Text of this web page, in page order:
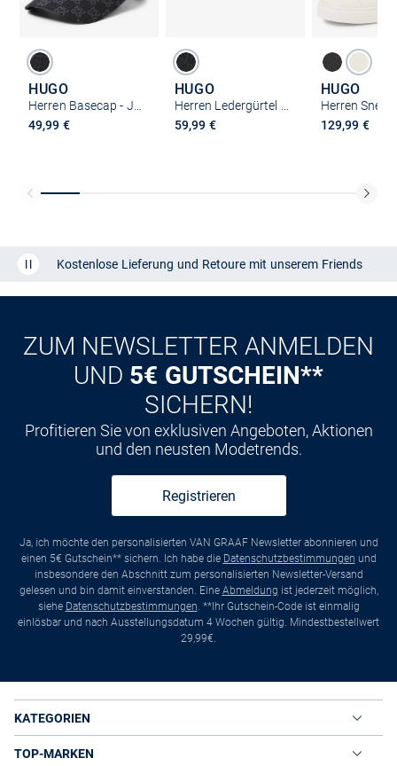
HUGO
49,99 €
HUGO
59,99 €
HUGO
129,99 €
Kostenlose Lieferung und Retoure mit unserem Friends
CLUB
Kauf aufRechnung
ZUM NEWSLETTER ANMELDEN
UND 5€ GUTSCHEIN**
SICHERN!
Profitieren Sie von exklusiven Angeboten, Aktionen
und den neusten Modetrends.
Registrieren
Ja, ich möchte den personalisierten VAN GRAAF Newsletter abonnieren und
einen 5€ Gutschein** sichern. Ich habe die Datenschutzbestimmungen und
insbesondere den Abschnitt zum personalisierten Newsletter-Versand
gelesen und bin damit einverstanden. Eine Abmeldung ist jederzeit möglich,
siehe Datenschutzbestimmungen. **Ihr Gutschein-Code ist einmalig
einlösbar und nach Ausstellungsdatum 4 Wochen gültig. Mindestbestellwert
29,99€.
KATEGORIEN
TOP-MARKEN